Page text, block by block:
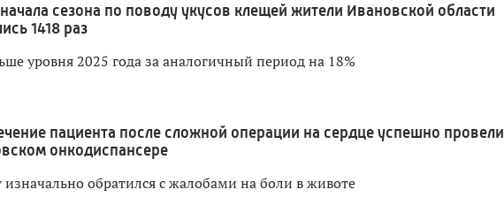
сезона по поводу укусов клещей жители Ивановской области
1418 раз
уровня 2025 года за аналогичный период на 18%
пациента после сложной операции на сердце успешно провели
онкодиспансере
обратился с жалобами на боли в животе